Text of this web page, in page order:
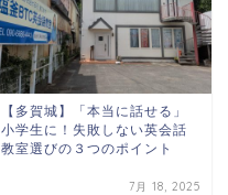
【多賀城】「本当に話せる」
小学生に！失敗しない英会話
教室選びの３つのポイント
7月 18, 2025